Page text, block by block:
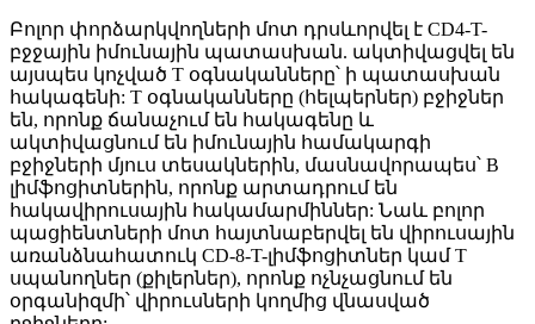
Բոլոր փորձարկվողների մոտ դրսևորվել է CD4-T-
բջջային իմունային պատասխան. ակտիվացվել են
այսպես կոչված T օգնականները՝ ի պատասխան
հակագենի: T օգնականները (հելպերներ) բջիջներ
են, որոնք ճանաչում են հակագենը և
ակտիվացնում են իմունային համակարգի
բջիջների մյուս տեսակներին, մասնավորապես՝ B
լիմֆոցիտներին, որոնք արտադրում են
հակավիրուսային հակամարմիններ: Նաև բոլոր
պացիենտների մոտ հայտնաբերվել են վիրուսային
առանձնահատուկ CD-8-T-լիմֆոցիտներ կամ T
սպանողներ (քիլերներ), որոնք ոչնչացնում են
օրգանիզմի՝ վիրուսների կողմից վնասված